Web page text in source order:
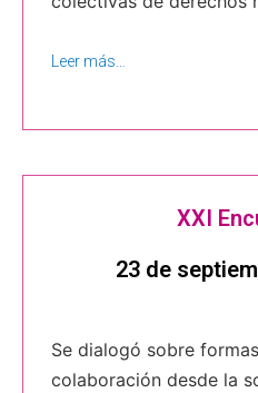
Leer más…
XXI
23 de
Se dialogó sobre
colaboración desde la